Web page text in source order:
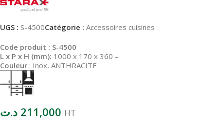
UGS : S-4500Catégorie : Accessoires cuisines
Code produit : S-4500
L x P x H (mm): 1000 x 170 x 360 –
Couleur : Inox, ANTHRACITE
211,000 د.ت HT